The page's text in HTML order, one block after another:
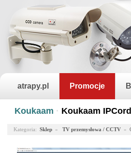
atrapy.pl Promocje
Koukaam · Koukaam
Kategoria: Sklep » TV przemysłowa / CCTV »